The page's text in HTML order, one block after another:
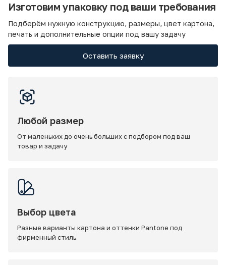
Изготовим упаковку под ваши требования
Подберём нужную конструкцию, размеры, цвет картона,
печать и дополнительные опции под вашу задачу
Оставить заявку
Любой размер
От маленьких до очень больших с подбором под ваш
товар и задачу
Выбор цвета
Разные варианты картона и оттенки Pantone под
фирменный стиль